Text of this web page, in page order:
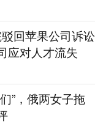
回苹果公司诉讼
应对人才流失
”，俄两女子拖